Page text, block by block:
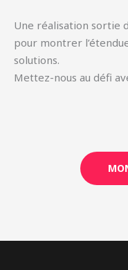
Une réalisation sortie
pour montrer
solutions.
Mettez-nous au défi